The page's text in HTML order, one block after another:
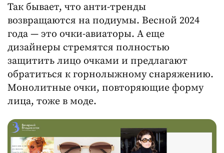
Так бывает, что анти-тренды
возвращаются на подиумы. Весной 2024
года — это очки-авиаторы. А еще
дизайнеры стремятся полностью
защитить лицо очками и предлагают
обратиться к горнолыжному снаряжению.
Монолитные очки, повторяющие форму
лица, тоже в моде.